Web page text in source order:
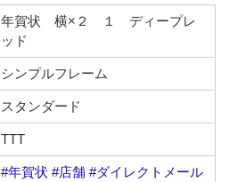
年賀状 横×２ １ ディープレ
ッド
シンプルフレーム
スタンダード
TTT
#年賀状 #店舗 #ダイレクトメール